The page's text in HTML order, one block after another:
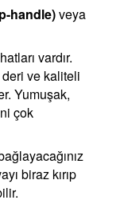
handle)veya
vardır.
ve kaliteli
Yumuşak,
çok
biraz kırıp